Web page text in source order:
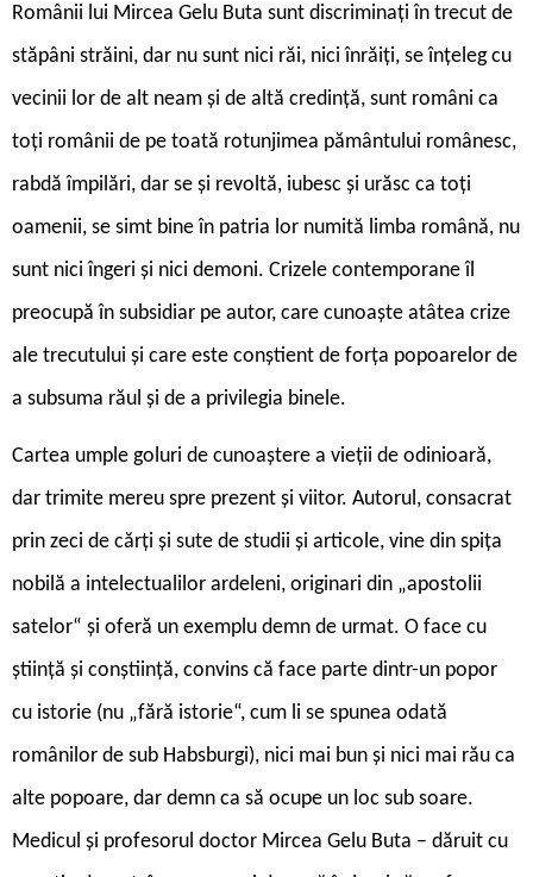
Românii lui Mircea Gelu Buta sunt discriminați în trecut de
stăpâni străini, dar nu sunt nici răi, nici înrăiți, se înțeleg cu
vecinii lor de alt neam și de altă credință, sunt români ca
toți românii de pe toată rotunjimea pământului românesc,
rabdă împilări, dar se și revoltă, iubesc și urăsc ca toți
oamenii, se simt bine în patria lor numită limba română, nu
sunt nici îngeri și nici demoni. Crizele contemporane îl
preocupă în subsidiar pe autor, care cunoaște atâtea crize
ale trecutului și care este conștient de forța popoarelor de
a subsuma răul și de a privilegia binele.
Cartea umple goluri de cunoaștere a vieții de odinioară,
dar trimite mereu spre prezent și viitor. Autorul, consacrat
prin zeci de cărți și sute de studii și articole, vine din spița
nobilă a intelectualilor ardeleni, originari din „apostolii
satelor“ și oferă un exemplu demn de urmat. O face cu
știință și conștiință, convins că face parte dintr-un popor
cu istorie (nu „fără istorie“, cum li se spunea odată
românilor de sub Habsburgi), nici mai bun și nici mai rău ca
alte popoare, dar demn ca să ocupe un loc sub soare.
Medicul și profesorul doctor Mircea Gelu Buta – dăruit cu